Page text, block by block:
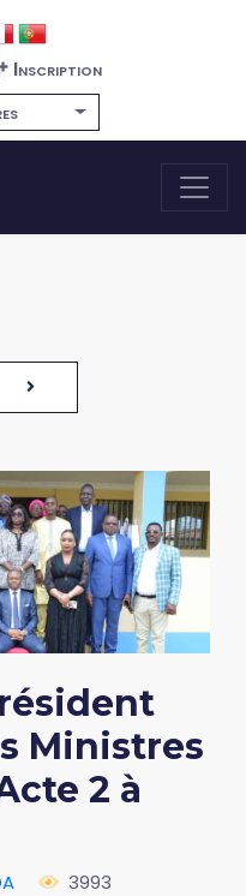
Inscription
Ministres
2 à
3993